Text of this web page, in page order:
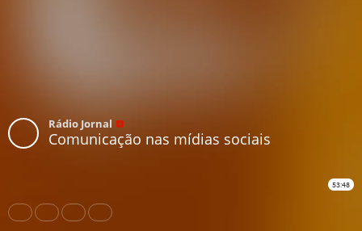
Rádio Jornal
Comunicação nas mídias sociais
53:48
Share Like